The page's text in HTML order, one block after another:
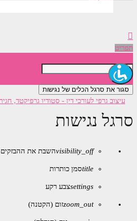
תפריט
סגור את סרגל הכלים של נגישות
סרגל נגישות
visibility_offהשבת את ההבזקים
titleסמן כותרות
settingsצבע רקע
zoom_outזום (הקטנה)